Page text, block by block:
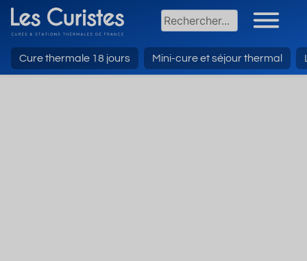
Cure thermale 18 jours Mini-cure et séjour thermal